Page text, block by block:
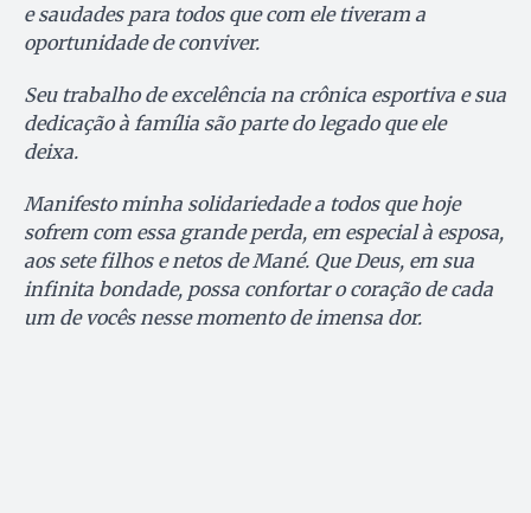
e saudades para todos que com ele tiveram a
oportunidade de conviver.
Seu trabalho de excelência na crônica esportiva e sua
dedicação à família são parte do legado que ele
deixa.
Manifesto minha solidariedade a todos que hoje
sofrem com essa grande perda, em especial à esposa,
aos sete filhos e netos de Mané. Que Deus, em sua
infinita bondade, possa confortar o coração de cada
um de vocês nesse momento de imensa dor.